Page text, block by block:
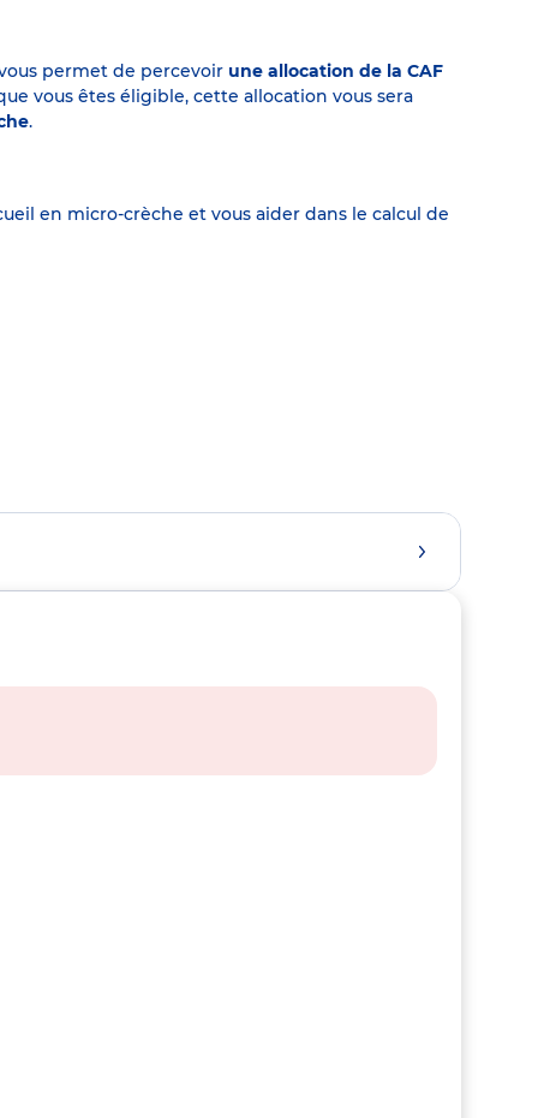
permet de percevoir une allocation de la CAF
vous êtes éligible, cette allocation vous sera
.
en micro-crèche et vous aider dans le calcul de